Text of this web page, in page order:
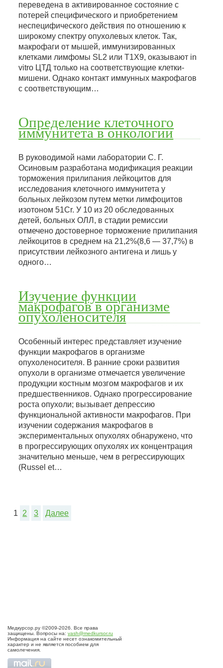
переведена в активированное состояние с
потерей специфического и приобретением
неспецифического действия по отношению к
широкому спектру опухолевых клеток. Так,
макрофаги от мышей, иммунизированных
клетками лимфомы SL2 или Т1Х9, оказывают in
vitro ЦТД только на соответствующие клетки-
мишени. Однако контакт иммунных макрофагов
с соответствующим…
Определение клеточного
иммунитета в онкологии
В руководимой нами лаборатории С. Г.
Осиновым разработана модификация реакции
торможения прилипания лейкоцитов для
исследования клеточного иммунитета у
больных лейкозом путем метки лимфоцитов
изотоном 51Сr. У 10 из 20 обследованных
детей, больных ОЛЛ, в стадии ремиссии
отмечено достоверное торможение прилипания
лейкоцитов в среднем на 21,2%(8,6 — 37,7%) в
присутствии лейкозного антигена и лишь у
одного…
Изучение функции
макрофагов в организме
опухоленосителя
Особенный интерес представляет изучение
функции макрофагов в организме
опухоленосителя. В ранние сроки развития
опухоли в организме отмечается увеличение
продукции костным мозгом макрофагов и их
предшественников. Однако прогрессирование
роста опухоли; вызывает депрессию
функциональной активности макрофагов. При
изучении содержания макрофагов в
экспериментальных опухолях обнаружено, что
в прогрессирующих опухолях их концентрация
значительно меньше, чем в регрессирующих
(Russel et…
1 2 3 Далее
Медкурсор.ру ©2009-2026. Все права
защищены. Вопросы на: vash@medkursor.ru
Информация на сайте несет ознакомительный
характер и не является пособием для
самолечения.